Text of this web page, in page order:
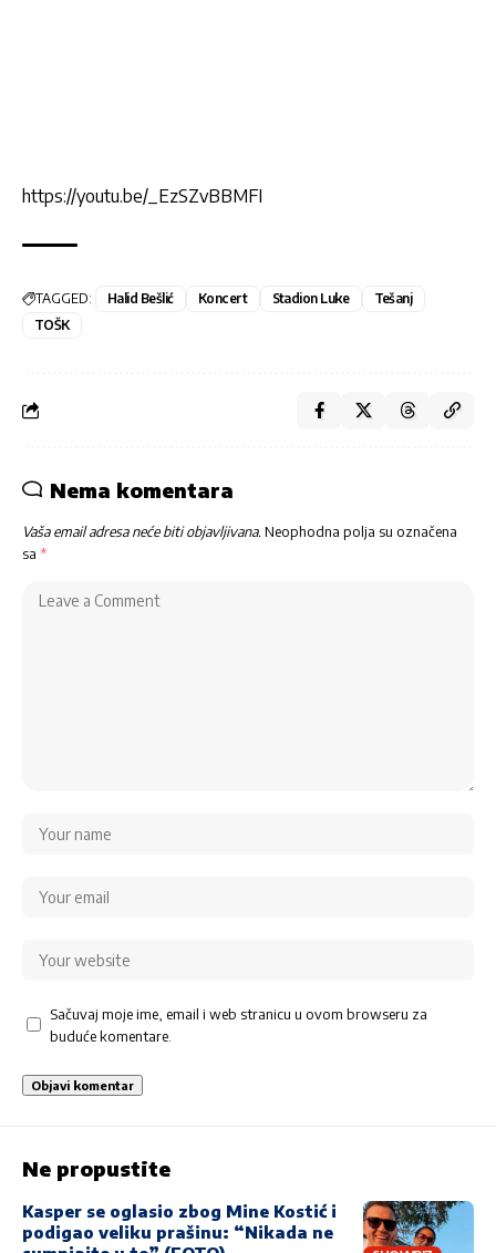
https://youtu.be/_EzSZvBBMFI
TAGGED: Halid Bešlić Koncert Stadion Luke
Tešanj
TOŠK
Nema komentara
Vaša email adresa neće biti objavljivana. Neophodna polja su označena
sa *
Sačuvaj moje ime, email i web stranicu u ovom browseru za
buduće komentare.
Ne propustite
Kasper se oglasio zbog Mine Kostić i
podigao veliku prašinu: “Nikada ne